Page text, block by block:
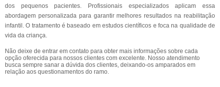
dos pequenos pacientes. Profissionais especializados aplicam essa
abordagem personalizada para garantir melhores resultados na reabilitação
infantil. O tratamento é baseado em estudos científicos e foca na qualidade de
vida da criança.
Não deixe de entrar em contato para obter mais informações sobre cada
opção oferecida para nossos clientes com excelente. Nosso atendimento
busca sempre sanar a dúvida dos clientes, deixando-os amparados em
relação aos questionamentos do ramo.